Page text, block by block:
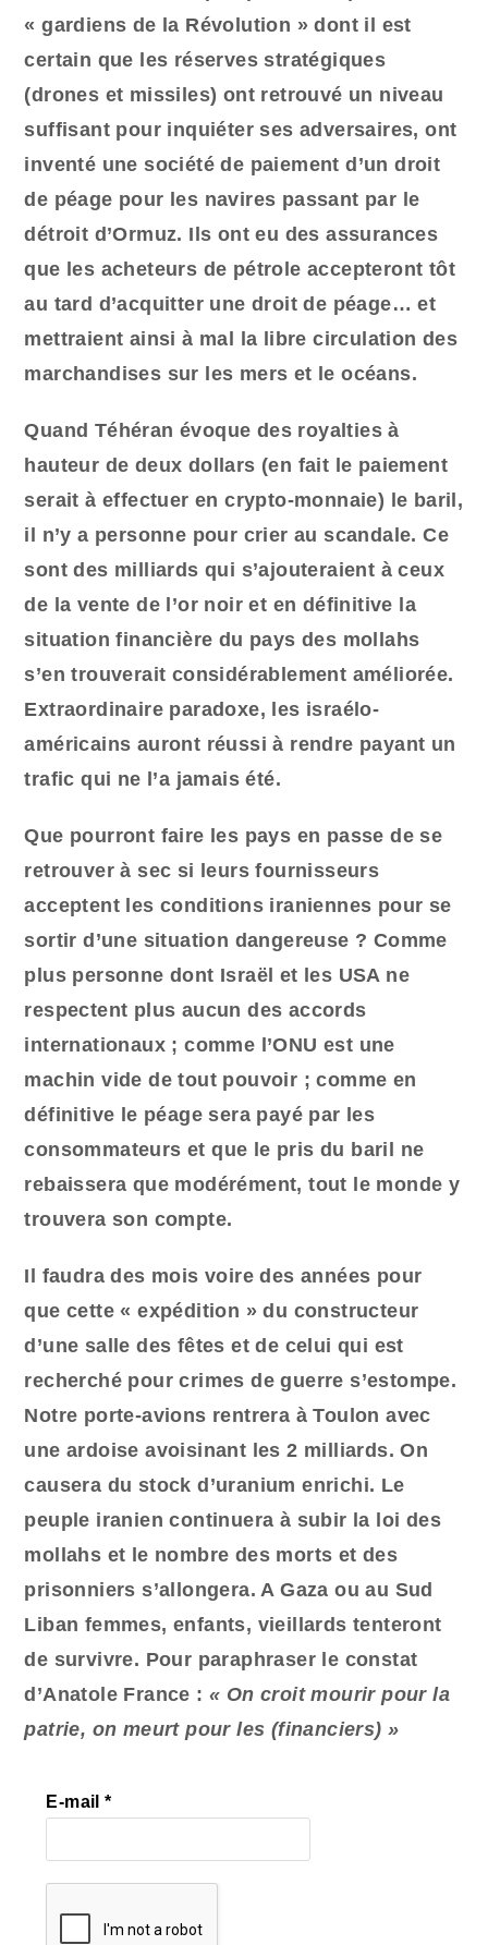
« gardiens de la Révolution » dont il est
certain que les réserves stratégiques
(drones et missiles) ont retrouvé un niveau
suffisant pour inquiéter ses adversaires, ont
inventé une société de paiement d’un droit
de péage pour les navires passant par le
détroit d’Ormuz. Ils ont eu des assurances
que les acheteurs de pétrole accepteront tôt
au tard d’acquitter une droit de péage… et
mettraient ainsi à mal la libre circulation des
marchandises sur les mers et le océans.
Quand Téhéran évoque des royalties à
hauteur de deux dollars (en fait le paiement
serait à effectuer en crypto-monnaie) le baril,
il n’y a personne pour crier au scandale. Ce
sont des milliards qui s’ajouteraient à ceux
de la vente de l’or noir et en définitive la
situation financière du pays des mollahs
s’en trouverait considérablement améliorée.
Extraordinaire paradoxe, les israélo-
américains auront réussi à rendre payant un
trafic qui ne l’a jamais été.
Que pourront faire les pays en passe de se
retrouver à sec si leurs fournisseurs
acceptent les conditions iraniennes pour se
sortir d’une situation dangereuse ? Comme
plus personne dont Israël et les USA ne
respectent plus aucun des accords
internationaux ; comme l’ONU est une
machin vide de tout pouvoir ; comme en
définitive le péage sera payé par les
consommateurs et que le pris du baril ne
rebaissera que modérément, tout le monde y
trouvera son compte.
Il faudra des mois voire des années pour
que cette « expédition » du constructeur
d’une salle des fêtes et de celui qui est
recherché pour crimes de guerre s’estompe.
Notre porte-avions rentrera à Toulon avec
une ardoise avoisinant les 2 milliards. On
causera du stock d’uranium enrichi. Le
peuple iranien continuera à subir la loi des
mollahs et le nombre des morts et des
prisonniers s’allongera. A Gaza ou au Sud
Liban femmes, enfants, vieillards tenteront
de survivre. Pour paraphraser le constat
d’Anatole France :« On croit mourir pour la
patrie, on meurt pour les (financiers) »
E-mail*